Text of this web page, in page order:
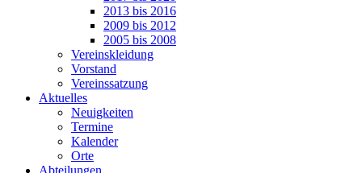
2013 bis 2016
2009 bis 2012
2005 bis 2008
Vereinskleidung
Vorstand
Vereinssatzung
Aktuelles
Neuigkeiten
Termine
Kalender
Orte
Abteilungen